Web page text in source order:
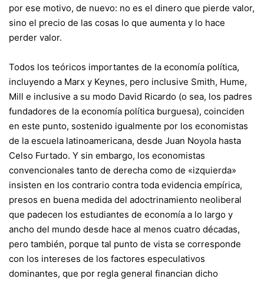
por ese motivo, de nuevo: no es el dinero que pierde valor,
sino el precio de las cosas lo que aumenta y lo hace
perder valor.
Todos los teóricos importantes de la economía política,
incluyendo a Marx y Keynes, pero inclusive Smith, Hume,
Mill e inclusive a su modo David Ricardo (o sea, los padres
fundadores de la economía política burguesa), coinciden
en este punto, sostenido igualmente por los economistas
de la escuela latinoamericana, desde Juan Noyola hasta
Celso Furtado. Y sin embargo, los economistas
convencionales tanto de derecha como de «izquierda»
insisten en los contrario contra toda evidencia empírica,
presos en buena medida del adoctrinamiento neoliberal
que padecen los estudiantes de economía a lo largo y
ancho del mundo desde hace al menos cuatro décadas,
pero también, porque tal punto de vista se corresponde
con los intereses de los factores especulativos
dominantes, que por regla general financian dicho